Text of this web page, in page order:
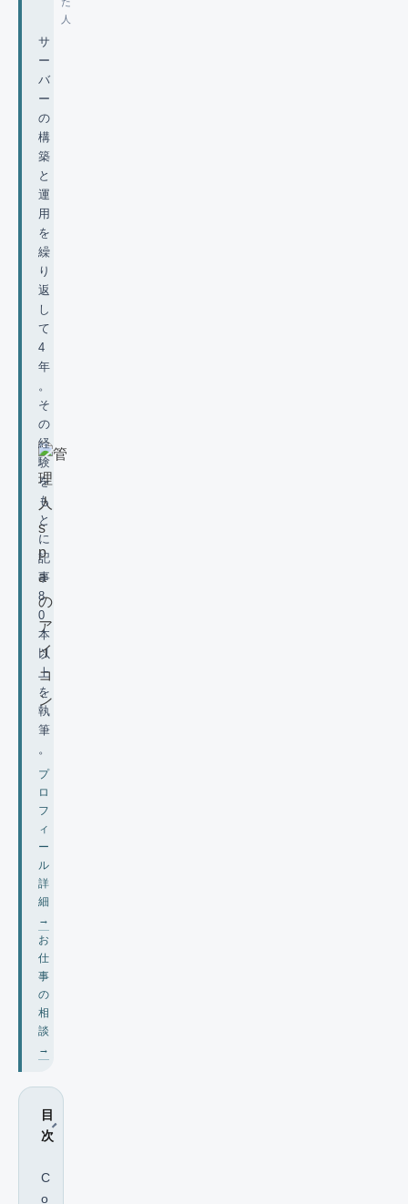
人
サ
ー
バ
ー
の
構
築
と
運
用
を
繰
り
返
し
て
4
年
。
そ
の
経
験
を
も
と
に
記
事
8
0
本
以
上
を
執
筆
。
プ
ロ
フ
ィ
ー
ル
詳
細
→
お
仕
事
の
相
談
→
目
次
C
o